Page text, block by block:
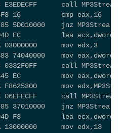
call
16          cmp eax,16
5D010000    jnz
EC          lea
mov edx,3
74040000    mov eax,dword
call
EC          mov
mov
call
37010000    jnz
F8          lea
mov edx,13